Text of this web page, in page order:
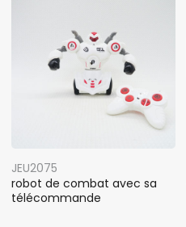
JEU2075
robot de combat avec sa
télécommande